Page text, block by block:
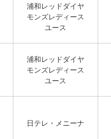
浦和レッドダイヤ
モンズレディース
ユース
浦和レッドダイヤ
モンズレディース
ユース
日テレ・メニーナ